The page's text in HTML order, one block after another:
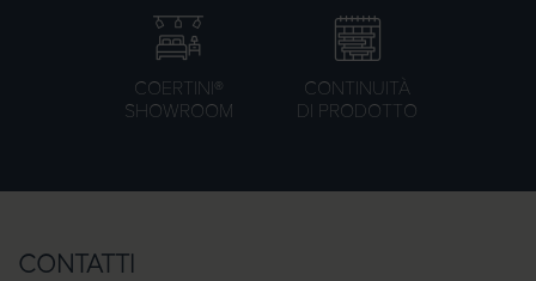
COERTINI®
SHOWROOM
CONTINUITÀ
DI PRODOTTO
CONTATTI